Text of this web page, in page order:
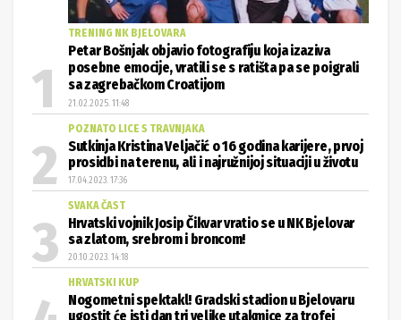
TRENING NK BJELOVARA
Petar Bošnjak objavio fotografiju koja izaziva
posebne emocije, vratili se s ratišta pa se poigrali
sa zagrebačkom Croatijom
21.02.2025. 11:48
POZNATO LICE S TRAVNJAKA
Sutkinja Kristina Veljačić o 16 godina karijere, prvoj
prosidbi na terenu, ali i najružnijoj situaciji u životu
17.04.2023. 17:36
SVAKA ČAST
Hrvatski vojnik Josip Čikvar vratio se u NK Bjelovar
sa zlatom, srebrom i broncom!
20.10.2023. 14:18
HRVATSKI KUP
Nogometni spektakl! Gradski stadion u Bjelovaru
ugostit će isti dan tri velike utakmice za trofej